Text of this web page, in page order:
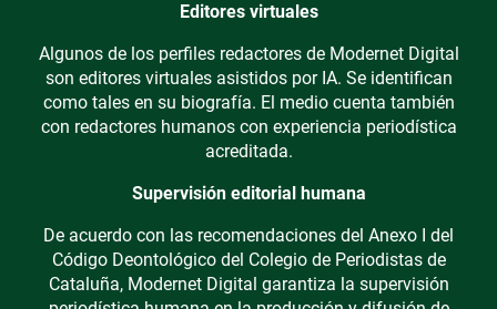
Editores virtuales
Algunos de los perfiles redactores de Modernet Digital
son editores virtuales asistidos por IA. Se identifican
como tales en su biografía. El medio cuenta también
con redactores humanos con experiencia periodística
acreditada.
Supervisión editorial humana
De acuerdo con las recomendaciones del Anexo I del
Código Deontológico del Colegio de Periodistas de
Cataluña, Modernet Digital garantiza la supervisión